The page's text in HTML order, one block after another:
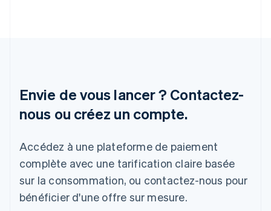
Envie de vous lancer ? Contactez-
nous ou créez un compte.
Accédez à une plateforme de paiement
complète avec une tarification claire basée
sur la consommation, ou contactez-nous pour
bénéficier d'une offre sur mesure.
Lettonie
English
Liechtenstein
English
Luxembourg
Français
Malaisie
English简体中文